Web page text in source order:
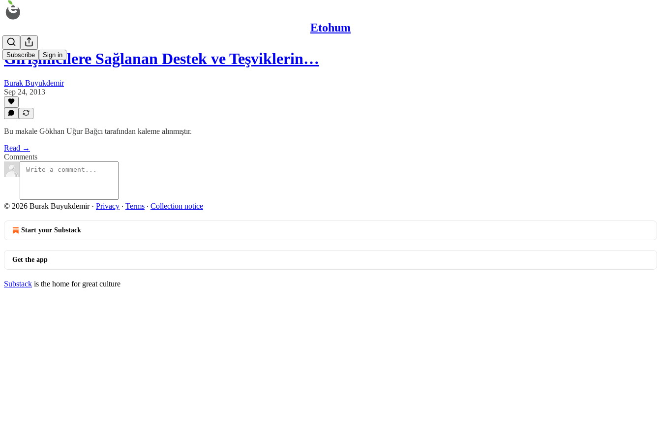
Etohum
Subscribe Sign in
Girişimcilere Sağlanan Destek ve Teşviklerin…
Burak Buyukdemir
Sep 24, 2013
Bu makale Gökhan Uğur Bağcı tarafından kaleme alınmıştır.
Read →
Comments
© 2026 Burak Buyukdemir· Privacy ∙ Terms ∙ Collection notice
Start your Substack
Get the app
Substack is the home for great culture